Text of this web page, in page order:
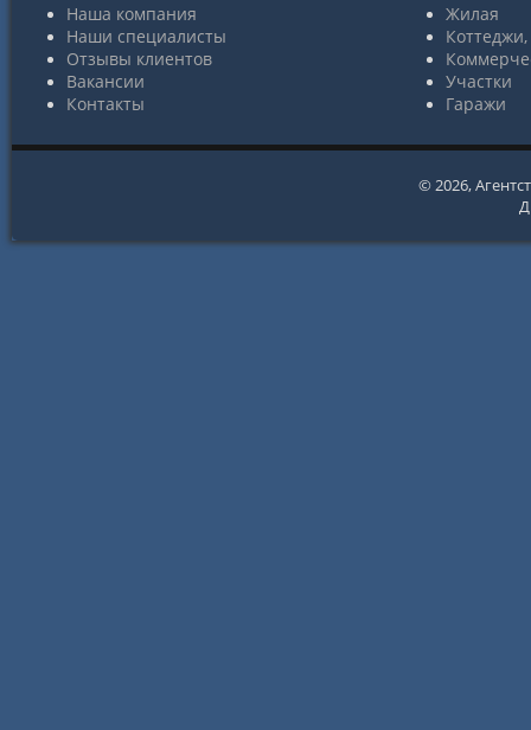
Наша компания
Наши специалисты
Отзывы клиентов
Вакансии
Контакты
Жилая
Участки
Гаражи
© 2026,